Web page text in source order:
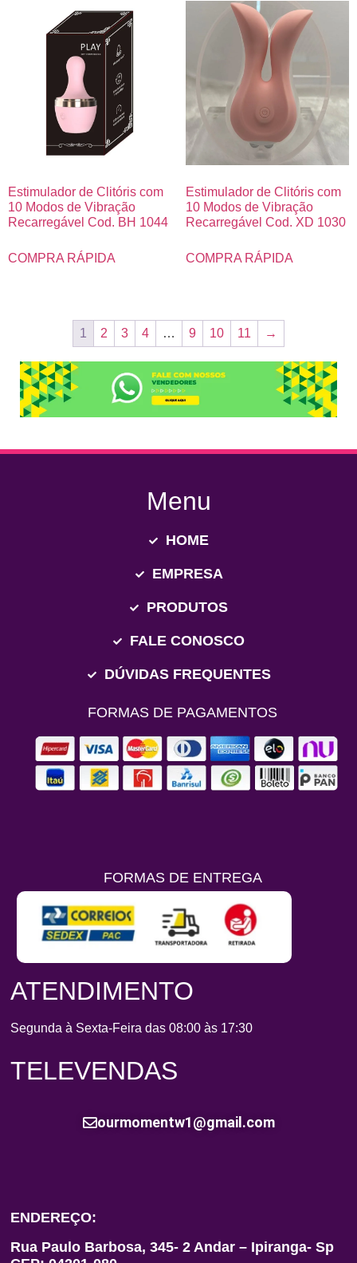
Estimulador de Clitóris com
10 Modos de Vibração
Recarregável Cod. BH 1044
COMPRA RÁPIDA
Estimulador de Clitóris com
10 Modos de Vibração
Recarregável Cod. XD 1030
COMPRA RÁPIDA
1 2 3 4 … 9 10 11 →
Menu
HOME
EMPRESA
PRODUTOS
FALE CONOSCO
DÚVIDAS FREQUENTES
FORMAS DE PAGAMENTOS
FORMAS DE ENTREGA
ATENDIMENTO
Segunda à Sexta-Feira das 08:00 às 17:30
TELEVENDAS
ourmomentw1@gmail.com
ENDEREÇO:
Rua Paulo Barbosa, 345- 2 Andar – Ipiranga- Sp